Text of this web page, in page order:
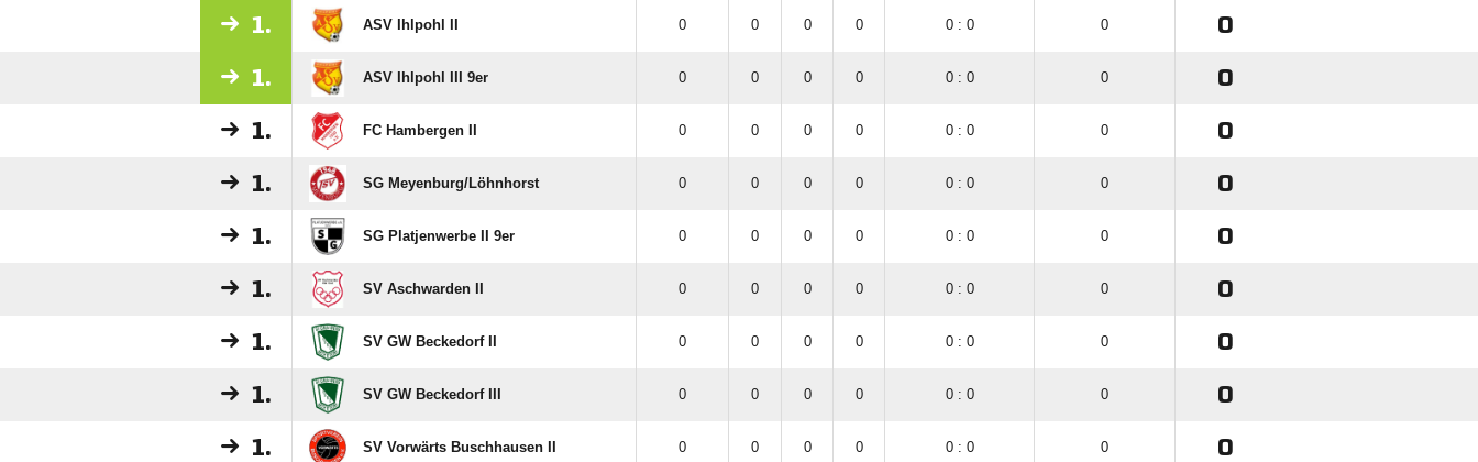
1. ASV Ihlpohl II 0 0 0 0 0 : 0 0 0
1. ASV Ihlpohl III 9er 0 0 0 0 0 : 0 0 0
1. FC Hambergen II 0 0 0 0 0 : 0 0 0
1. SG Meyenburg/​Löhnhorst 0 0 0 0 0 : 0 0 0
1. SG Platjenwerbe II 9er 0 0 0 0 0 : 0 0 0
1. SV Aschwarden II 0 0 0 0 0 : 0 0 0
1. SV GW Beckedorf II 0 0 0 0 0 : 0 0 0
1. SV GW Beckedorf III 0 0 0 0 0 : 0 0 0
1. SV Vorwärts Buschhausen II 0 0 0 0 0 : 0 0 0